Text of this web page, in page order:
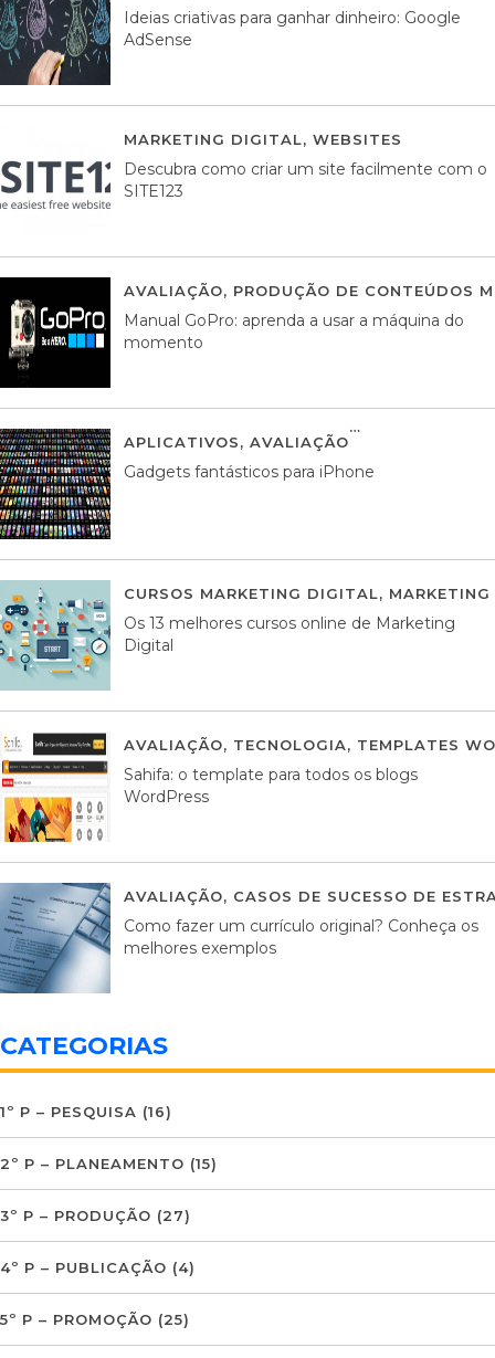
Ideias criativas para ganhar dinheiro: Google
AdSense
MARKETING DIGITAL, WEBSITES
Descubra como criar um site facilmente com o
SITE123
AVALIAÇÃO, PRODUÇÃO DE CONTEÚDOS
Manual GoPro: aprenda a usar a máquina do
momento
APLICATIVOS, AVALIAÇÃO
Gadgets fantásticos para iPhone
CURSOS MARKETING DIGITAL,
Os 13 melhores cursos online de Marketing
Digital
AVALIAÇÃO, TECNOLOGIA, TEMPLATES
Sahifa: o template para todos os blogs
WordPress
AVALIAÇÃO, CASOS DE SUCESSO DE
Como fazer um currículo original? Conheça os
melhores exemplos
CATEGORIAS
1º P – PESQUISA (16)
2º P – PLANEAMENTO (15)
3º P – PRODUÇÃO (27)
4º P – PUBLICAÇÃO (4)
5º P – PROMOÇÃO (25)